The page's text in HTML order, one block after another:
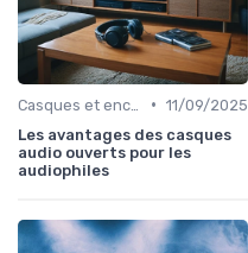
• 11/09/2025
Les avantages des casques
audio ouverts pour les
audiophiles